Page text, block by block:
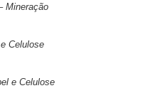
Mineração
Celulose
e Celulose